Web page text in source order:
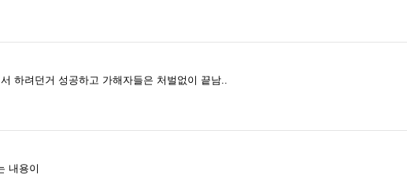
하려던거 성공하고 가해자들은 처벌없이 끝남..
내용이